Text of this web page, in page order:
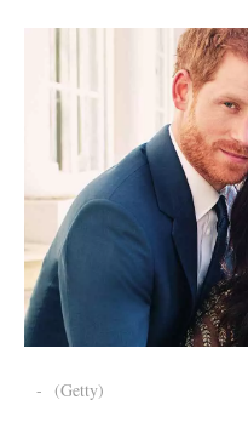
- (Getty)